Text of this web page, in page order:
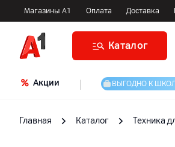
Магазины А1 Оплата Доставка
Каталог
Акции ВЫГОДНО К
Главная Каталог Техника